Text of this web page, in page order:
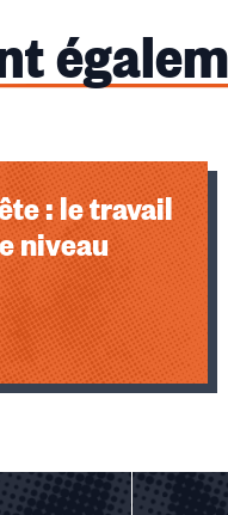
: le travail
niveau